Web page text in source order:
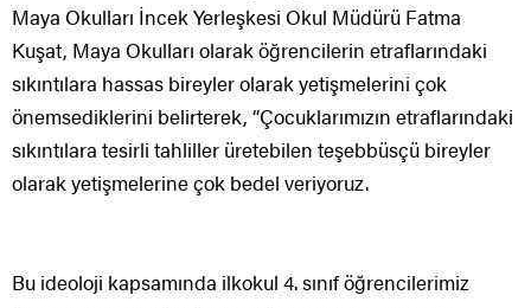
Maya Okulları İncek Yerleşkesi Okul Müdürü Fatma
Kuşat, Maya Okulları olarak öğrencilerin etraflarındaki
sıkıntılara hassas bireyler olarak yetişmelerini çok
önemsediklerini belirterek, “Çocuklarımızın etraflarındaki
sıkıntılara tesirli tahliller üretebilen teşebbüsçü bireyler
olarak yetişmelerine çok bedel veriyoruz.
Bu ideoloji kapsamında ilkokul 4. sınıf öğrencilerimiz